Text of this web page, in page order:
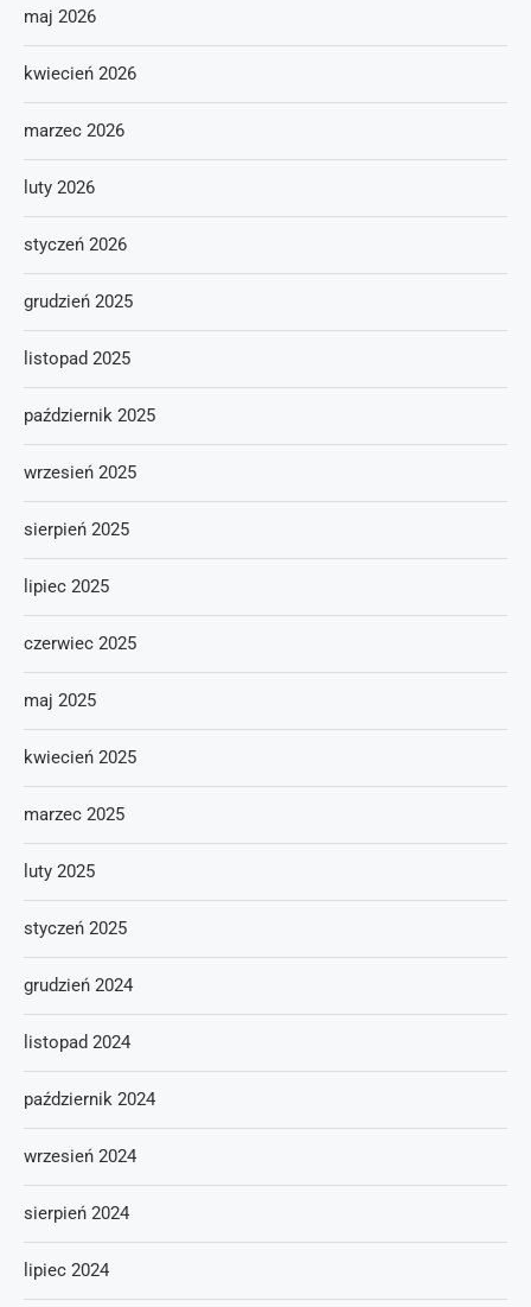
maj 2026
kwiecień 2026
marzec 2026
luty 2026
styczeń 2026
grudzień 2025
listopad 2025
październik 2025
wrzesień 2025
sierpień 2025
lipiec 2025
czerwiec 2025
maj 2025
kwiecień 2025
marzec 2025
luty 2025
styczeń 2025
grudzień 2024
listopad 2024
październik 2024
wrzesień 2024
sierpień 2024
lipiec 2024